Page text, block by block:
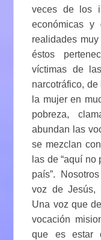
veces de los
económicas y
realidades
éstos
víctimas de
narcotráfico,
la mujer en
pobreza,
abundan las
se mezclan
las de “aquí no
país”.
voz de Jesús,
Una voz que
vocación
que es estar